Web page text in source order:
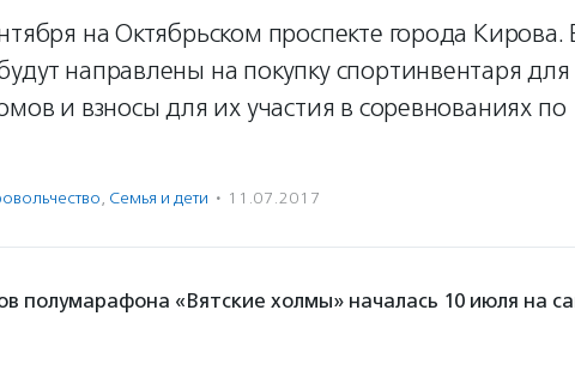
на Октябрьском проспекте города Кирова.
направлены на покупку спортинвентаря для
и взносы для их участия в соревнованиях по
, Семья и дети · 11.07.2017
полумарафона «Вятские холмы» началась 10 июля на